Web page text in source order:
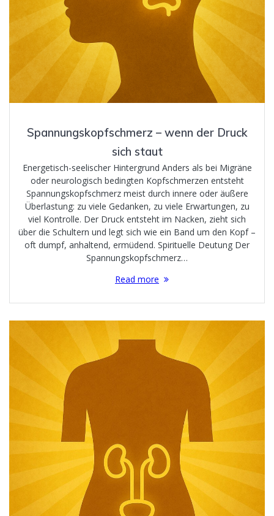
Spannungskopfschmerz – wenn der Druck
sich staut
Energetisch-seelischer Hintergrund Anders als bei Migräne
oder neurologisch bedingten Kopfschmerzen entsteht
Spannungskopfschmerz meist durch innere oder äußere
Überlastung: zu viele Gedanken, zu viele Erwartungen, zu
viel Kontrolle. Der Druck entsteht im Nacken, zieht sich
über die Schultern und legt sich wie ein Band um den Kopf –
oft dumpf, anhaltend, ermüdend. Spirituelle Deutung Der
Spannungskopfschmerz…
Read more